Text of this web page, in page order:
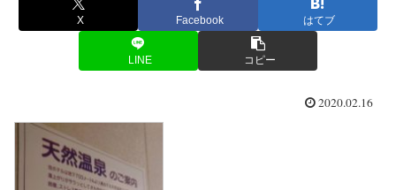
X Facebook はてブ
LINE コピー
2020.02.16